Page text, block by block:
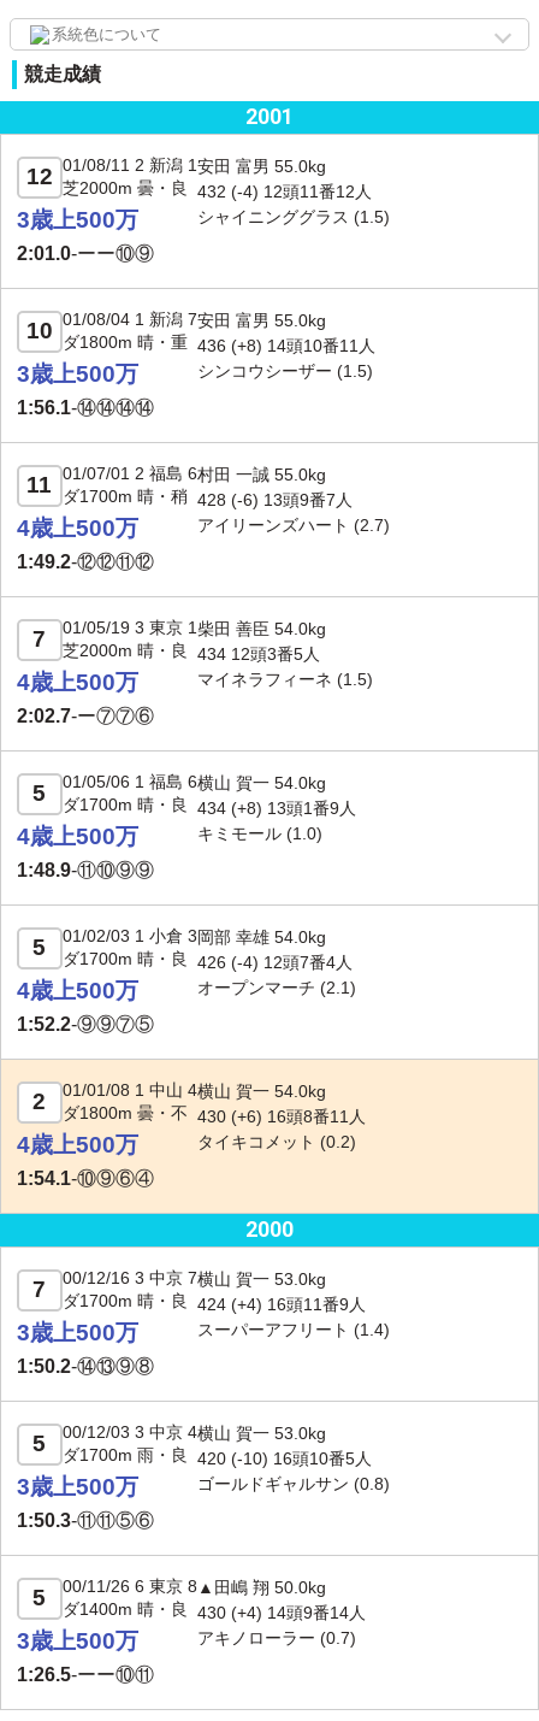
系統色について
競走成績
2001
12
01/08/11 2 新潟 1
芝2000m 曇・良
3歳上500万
2:01.0-ーー⑩⑨
安田 富男 55.0kg
432 (-4) 12頭11番12人
シャイニンググラス (1.5)
10
01/08/04 1 新潟 7
ダ1800m 晴・重
3歳上500万
1:56.1-⑭⑭⑭⑭
安田 富男 55.0kg
436 (+8) 14頭10番11人
シンコウシーザー (1.5)
11
01/07/01 2 福島 6
ダ1700m 晴・稍
4歳上500万
1:49.2-⑫⑫⑪⑫
村田 一誠 55.0kg
428 (-6) 13頭9番7人
アイリーンズハート (2.7)
7
01/05/19 3 東京 1
芝2000m 晴・良
4歳上500万
2:02.7-ー⑦⑦⑥
柴田 善臣 54.0kg
434 12頭3番5人
マイネラフィーネ (1.5)
5
01/05/06 1 福島 6
ダ1700m 晴・良
4歳上500万
1:48.9-⑪⑩⑨⑨
横山 賀一 54.0kg
434 (+8) 13頭1番9人
キミモール (1.0)
5
01/02/03 1 小倉 3
ダ1700m 晴・良
4歳上500万
1:52.2-⑨⑨⑦⑤
岡部 幸雄 54.0kg
426 (-4) 12頭7番4人
オープンマーチ (2.1)
2
01/01/08 1 中山 4
ダ1800m 曇・不
4歳上500万
1:54.1-⑩⑨⑥④
横山 賀一 54.0kg
430 (+6) 16頭8番11人
タイキコメット (0.2)
2000
7
00/12/16 3 中京 7
ダ1700m 晴・良
3歳上500万
1:50.2-⑭⑬⑨⑧
横山 賀一 53.0kg
424 (+4) 16頭11番9人
スーパーアフリート (1.4)
5
00/12/03 3 中京 4
ダ1700m 雨・良
3歳上500万
1:50.3-⑪⑪⑤⑥
横山 賀一 53.0kg
420 (-10) 16頭10番5人
ゴールドギャルサン (0.8)
5
00/11/26 6 東京 8
ダ1400m 晴・良
3歳上500万
1:26.5-ーー⑩⑪
▲田嶋 翔 50.0kg
430 (+4) 14頭9番14人
アキノローラー (0.7)